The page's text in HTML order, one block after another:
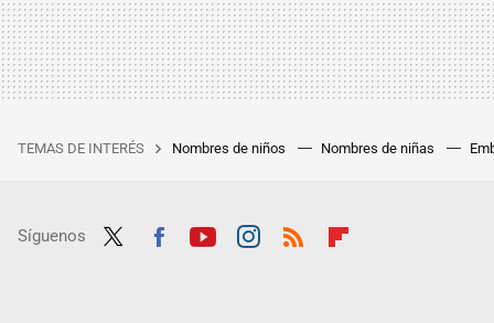
TEMAS DE INTERÉS Nombres de niños Nombres de niñas
Síguenos